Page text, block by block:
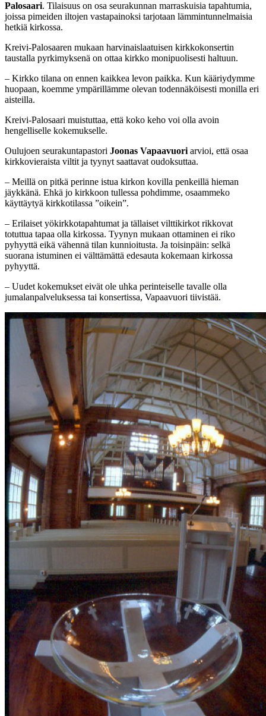
Palosaari. Tilaisuus on osa seurakunnan marraskuisia tapahtumia,
joissa pimeiden iltojen vastapainoksi tarjotaan lämmintunnelmaisia
hetkiä kirkossa.
Kreivi-Palosaaren mukaan harvinaislaatuisen kirkkokonsertin
taustalla pyrkimyksenä on ottaa kirkko monipuolisesti haltuun.
– Kirkko tilana on ennen kaikkea levon paikka. Kun kääriydymme
huopaan, koemme ympärillämme olevan todennäköisesti monilla eri
aisteilla.
Kreivi-Palosaari muistuttaa, että koko keho voi olla avoin
hengelliselle kokemukselle.
Oulujoen seurakuntapastori Joonas Vapaavuori arvioi, että osaa
kirkkovieraista viltit ja tyynyt saattavat oudoksuttaa.
– Meillä on pitkä perinne istua kirkon kovilla penkeillä hieman
jäykkänä. Ehkä jo kirkkoon tullessa pohdimme, osaammeko
käyttäytyä kirkkotilassa ”oikein”.
– Erilaiset yökirkkotapahtumat ja tällaiset vilttikirkot rikkovat
totuttua tapaa olla kirkossa. Tyynyn mukaan ottaminen ei riko
pyhyyttä eikä vähennä tilan kunnioitusta. Ja toisinpäin: selkä
suorana istuminen ei välttämättä edesauta kokemaan kirkossa
pyhyyttä.
– Uudet kokemukset eivät ole uhka perinteiselle tavalle olla
jumalanpalveluksessa tai konsertissa, Vapaavuori tiivistää.